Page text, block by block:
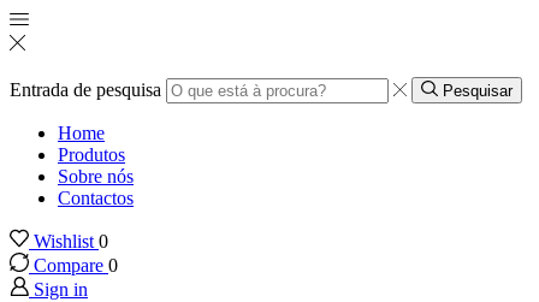
Entrada de pesquisa Pesquisar
Home
Produtos
Sobre nós
Contactos
Wishlist 0
Compare 0
Sign in